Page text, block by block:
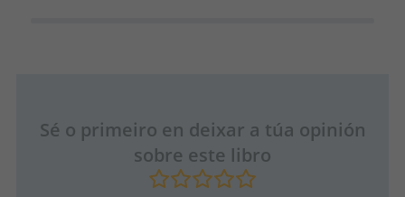
Sé o primeiro en deixar a túa opinión
sobre este libro